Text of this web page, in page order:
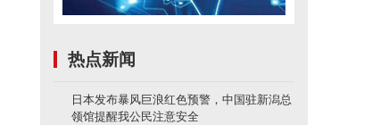
热点新闻
日本发布暴风巨浪红色预警，中国驻新潟总
领馆提醒我公民注意安全